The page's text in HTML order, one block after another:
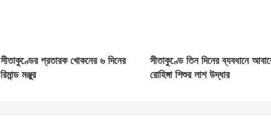
সীতাকুণ্ডের প্রতারক খোকনের ৬ দিনের
রিমান্ড মঞ্জুর
সীতাকুণ্ডে তিন দিনের ব্যবধানে
রোহিঙ্গা শিশুর লাশ উদ্ধার